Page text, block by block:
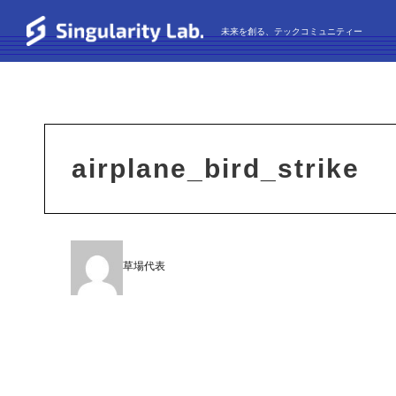
未来を創る、テックコミュニティー
airplane_bird_strike
草場代表